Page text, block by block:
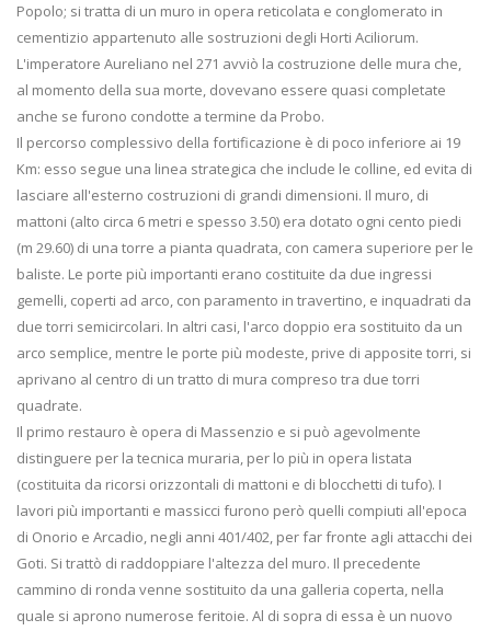
Popolo; si tratta di un muro in opera reticolata e conglomerato in
cementizio appartenuto alle sostruzioni degli Horti Aciliorum.
L'imperatore Aureliano nel 271 avviò la costruzione delle mura che,
al momento della sua morte, dovevano essere quasi completate
anche se furono condotte a termine da Probo.
Il percorso complessivo della fortificazione è di poco inferiore ai 19
Km: esso segue una linea strategica che include le colline, ed evita di
lasciare all'esterno costruzioni di grandi dimensioni. Il muro, di
mattoni (alto circa 6 metri e spesso 3.50) era dotato ogni cento piedi
(m 29.60) di una torre a pianta quadrata, con camera superiore per le
baliste. Le porte più importanti erano costituite da due ingressi
gemelli, coperti ad arco, con paramento in travertino, e inquadrati da
due torri semicircolari. In altri casi, l'arco doppio era sostituito da un
arco semplice, mentre le porte più modeste, prive di apposite torri, si
aprivano al centro di un tratto di mura compreso tra due torri
quadrate.
Il primo restauro è opera di Massenzio e si può agevolmente
distinguere per la tecnica muraria, per lo più in opera listata
(costituita da ricorsi orizzontali di mattoni e di blocchetti di tufo). I
lavori più importanti e massicci furono però quelli compiuti all'epoca
di Onorio e Arcadio, negli anni 401/402, per far fronte agli attacchi dei
Goti. Si trattò di raddoppiare l'altezza del muro. Il precedente
cammino di ronda venne sostituito da una galleria coperta, nella
quale si aprono numerose feritoie. Al di sopra di essa è un nuovo